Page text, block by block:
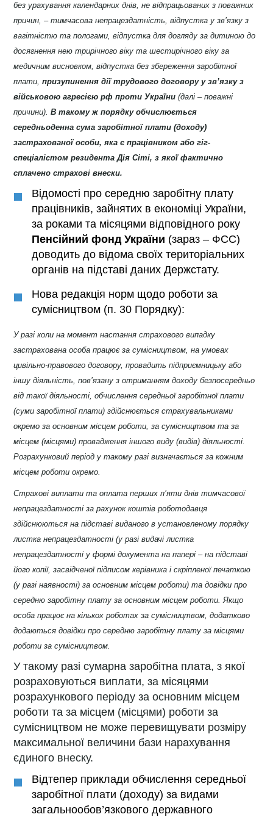
без урахування календарних днів, не відпрацьованих з поважних
причин, – тимчасова непрацездатність, відпустка у зв’язку з
вагітністю та пологами, відпустка для догляду за дитиною до
досягнення нею трирічного віку та шестирічного віку за
медичним висновком, відпустка без збереження заробітної
плати,призупинення дії трудового договору у зв’язку з
військовою агресією рф проти України (далі – поважні
причини).В такому ж порядку обчислюється
середньоденна сума заробітної плати (доходу)
застрахованої особи, яка є працівником або гіг-
спеціалістом резидента Дія Сіті, з якої фактично
сплачено страхові внески.
Відомості про середню заробітну плату
працівників, зайнятих в економіці України,
за роками та місяцями відповідного року
Пенсійний фонд України (зараз – ФСС)
доводить до відома своїх територіальних
органів на підставі даних Держстату.
Нова редакція норм щодо роботи за
сумісництвом (п. 30 Порядку):
У разі коли на момент настання страхового випадку
застрахована особа працює за сумісництвом, на умовах
цивільно-правового договору, провадить підприємницьку або
іншу діяльність, пов’язану з отриманням доходу безпосередньо
від такої діяльності, обчислення середньої заробітної плати
(суми заробітної плати) здійснюється страхувальниками
окремо за основним місцем роботи, за сумісництвом та за
місцем (місцями) провадження іншого виду (видів) діяльності.
Розрахунковий період у такому разі визначається за кожним
місцем роботи окремо.
Страхові виплати та оплата перших п’яти днів тимчасової
непрацездатності за рахунок коштів роботодавця
здійснюються на підставі виданого в установленому порядку
листка непрацездатності (у разі видачі листка
непрацездатності у формі документа на папері – на підставі
його копії, засвідченої підписом керівника і скріпленої печаткою
(у разі наявності) за основним місцем роботи) та довідки про
середню заробітну плату за основним місцем роботи. Якщо
особа працює на кількох роботах за сумісництвом, додатково
додаються довідки про середню заробітну плату за місцями
роботи за сумісництвом.
У такому разі сумарна заробітна плата, з якої
розраховуються виплати, за місяцями
розрахункового періоду за основним місцем
роботи та за місцем (місцями) роботи за
сумісництвом не може перевищувати розміру
максимальної величини бази нарахування
єдиного внеску.
Відтепер приклади обчислення середньої
заробітної плати (доходу) за видами
загальнообов’язкового державного